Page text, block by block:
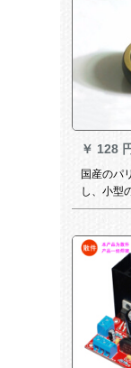
￥ 128
国産のパ
し、小型
て、高音